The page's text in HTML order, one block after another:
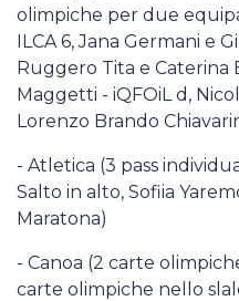
olimpiche per due
ILCA 6, Jana Germani e
Ruggero Tita e Caterina
Maggetti - iQFOiL d,
Lorenzo Brando
- Atletica (3 pass
Salto in alto, Sofiia
Maratona)
- Canoa (2 carte
carte olimpiche nello